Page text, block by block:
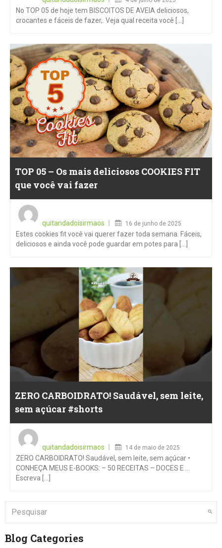
No TOP 05 de hoje tem BISCOITOS DE AVEIA deliciosos,
crocantes e fáceis de fazer,. Veja qual receita você [...]
TOP 05 – Os mais deliciosos COOKIES FIT
que você vai fazer
quitandadoisirmaos
16 de junho de 2025
Estes cookies fit você vai querer fazer toda semana. Fáceis,
deliciosos e ainda você pode guardar em potes para [...]
ZERO CARBOIDRATO! Saudável, sem leite,
sem açúcar #shorts
quitandadoisirmaos
14 de maio de 2025
ZERO CARBOIDRATO! Saudável, sem leite, sem açúcar •
CONHEÇA MEUS E-BOOKS: – 50 RECEITAS – DOCES E …
Escreva [...]
Blog Categories